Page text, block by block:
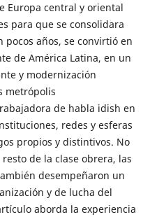
Europa central y oriental
para que se consolidara
años, se convirtió en
de América Latina, en un
y modernización
metrópolis
de habla idish en
redes y esferas
propios y distintivos. No
de la clase obrera, las
desempeñaron un
y de lucha del
aborda la experiencia